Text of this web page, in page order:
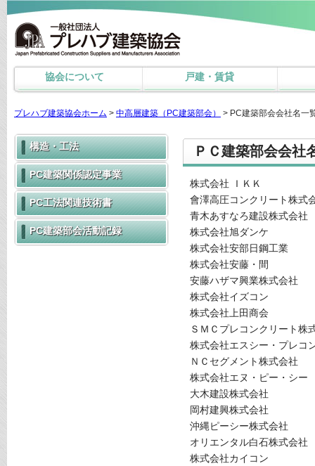
協会について 戸建・賃貸
プレハブ建築協会ホーム > 中高層建築（PC建築部会） > PC建築部会会社名一
ＰＣ建築部会会社
株式会社 ＩＫＫ
會澤高圧コンクリート株式
青木あすなろ建設株式会社
株式会社旭ダンケ
株式会社安部日鋼工業
株式会社安藤・間
安藤ハザマ興業株式会社
株式会社イズコン
株式会社上田商会
ＳＭＣプレコンクリート株
株式会社エスシー・プレコ
ＮＣセグメント株式会社
株式会社エヌ・ピー・シー
大木建設株式会社
岡村建興株式会社
沖縄ピーシー株式会社
オリエンタル白石株式会社
株式会社カイコン
構造・工法
PC建築関係認定事業
PC工法関連技術書
PC建築部会活動記録